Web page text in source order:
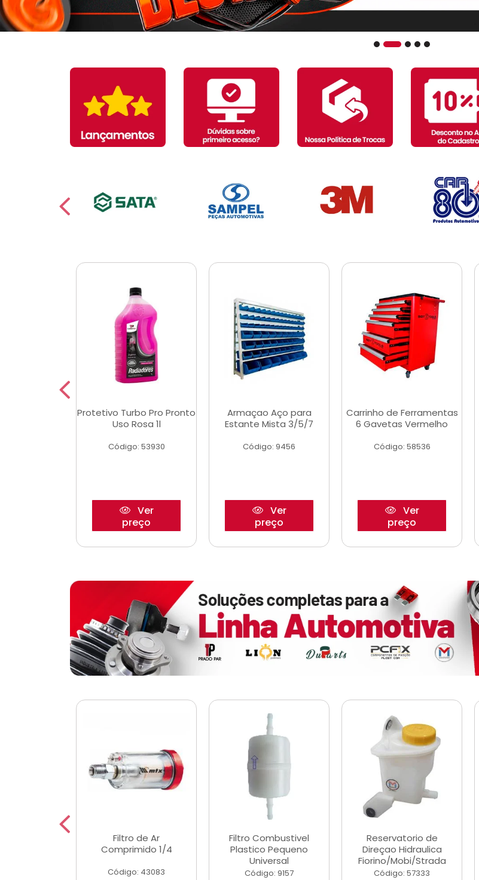
Protetivo Turbo Pro Pronto
Uso Rosa 1l
Código: 53930
Ver
preço
Armaçao Aço para
Estante Mista 3/5/7
Código: 9456
Ver
preço
Carrinho de Ferramentas
6 Gavetas Vermelho
Código: 58536
Ver
preço
Filtro de Ar
Comprimido 1/4
Código: 43083
Filtro Combustivel
Plastico Pequeno
Universal
Código: 9157
Reservatorio de
Direçao Hidraulica
Fiorino/Mobi/Strada
Código: 57333